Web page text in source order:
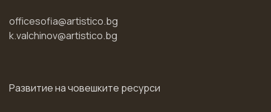
officesofia@artistico.bg
k.valchinov@artistico.bg
Развитие на човешките ресурси